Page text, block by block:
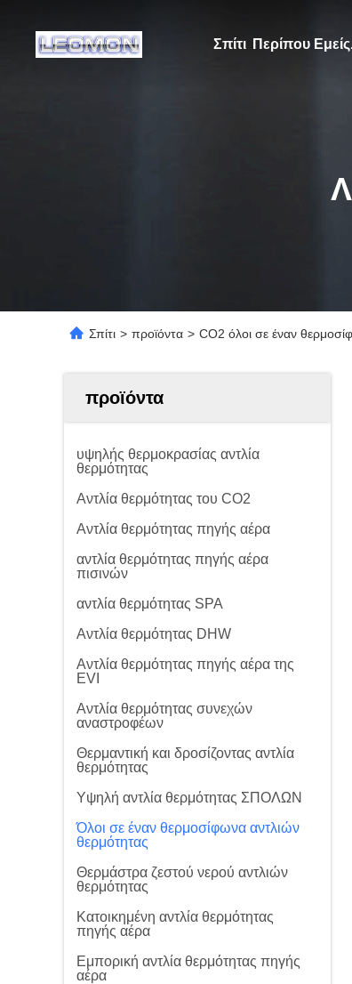
Σπίτι Περίπου
Σπίτι > προϊόντα > CO2 όλοι σε έναν
προϊόντα
υψηλής θερμοκρασίας αντλία
θερμότητας
Αντλία θερμότητας του CO2
Αντλία θερμότητας πηγής αέρα
αντλία θερμότητας πηγής αέρα
πισινών
αντλία θερμότητας SPA
Αντλία θερμότητας DHW
Αντλία θερμότητας πηγής αέρα της
EVI
Αντλία θερμότητας συνεχών
αναστροφέων
Θερμαντική και δροσίζοντας αντλία
θερμότητας
Υψηλή αντλία θερμότητας ΣΠΟΛΩΝ
Όλοι σε έναν θερμοσίφωνα αντλιών
θερμότητας
Θερμάστρα ζεστού νερού αντλιών
θερμότητας
Κατοικημένη αντλία θερμότητας
πηγής αέρα
Εμπορική αντλία θερμότητας πηγής
αέρα